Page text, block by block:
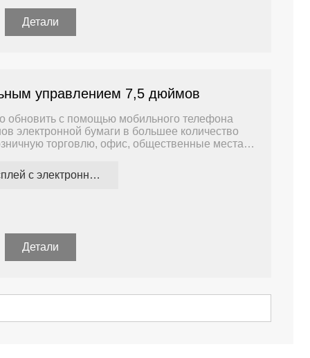
Детали
управлением 7,5 дюймов
обновить с помощью мобильного телефона
электронной бумаги в большее количество
торговлю, офис, общественные места и
дисплей с электронными чернилами
Детали